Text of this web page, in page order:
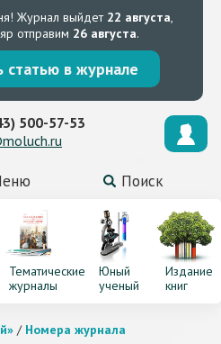
Журнал выйдет 22 августа,
отправим 26 августа.
статью в журнале
Поиск
500-57-53
Тематические
журналы
Юный
ученый
Издание
книг
/ Номера журнала